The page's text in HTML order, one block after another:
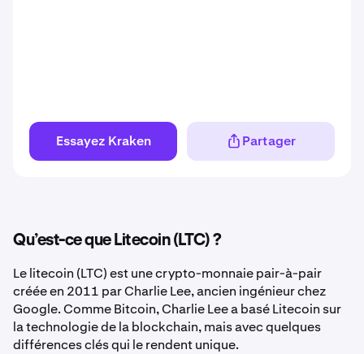
Essayez Kraken Partager
Qu’est-ce que Litecoin (LTC) ?
Le litecoin (LTC) est une crypto-monnaie pair-à-pair
créée en 2011 par Charlie Lee, ancien ingénieur chez
Google. Comme Bitcoin, Charlie Lee a basé Litecoin sur
la technologie de la blockchain, mais avec quelques
différences clés qui le rendent unique.